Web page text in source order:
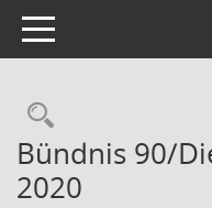
Toggle navigation
Bündnis 90/
2020